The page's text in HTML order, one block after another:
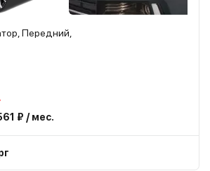
Передний,
₽ / мес.